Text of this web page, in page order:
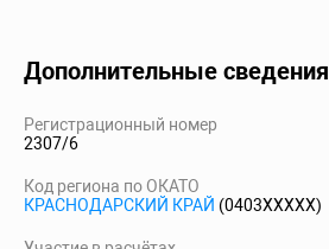
Дополнительные сведения
Регистрационный номер
2307/6
Код региона по ОКАТО
КРАСНОДАРСКИЙ КРАЙ (0403XXXXX)